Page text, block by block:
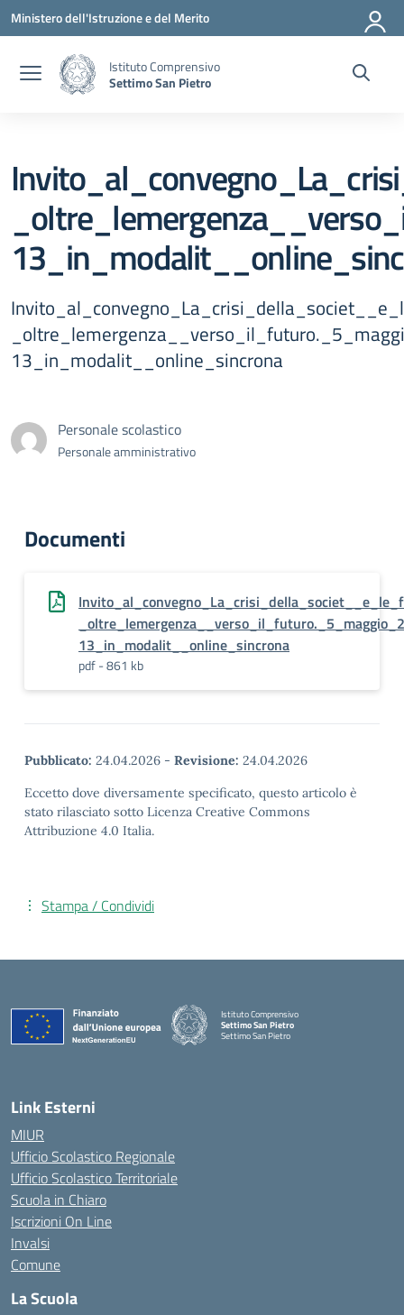
Vai ai contenuti
Vai al menu di navigazione
Vai al footer
Ministero dell'Istruzione e del Merito
Istituto Comprensivo
Settimo San Pietro
13_in_modalit__online_sincrona
Personale scolastico
Personale amministrativo
Documenti
13_in_modalit__online_sincrona
pdf - 861 kb
Pubblicato: 24.04.2026 - Revisione: 24.04.2026
Eccetto dove diversamente specificato, questo articolo è
stato rilasciato sotto Licenza Creative Commons
Attribuzione 4.0 Italia.
Stampa / Condividi
Istituto Comprensivo
Settimo San Pietro
Settimo San Pietro
Link Esterni
MIUR
Ufficio Scolastico Regionale
Ufficio Scolastico Territoriale
Scuola in Chiaro
Iscrizioni On Line
Invalsi
Comune
La Scuola